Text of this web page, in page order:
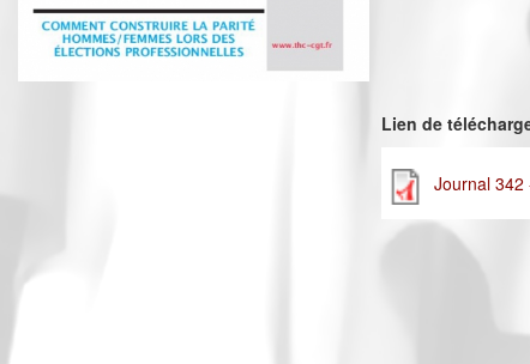
Lien de
Journal